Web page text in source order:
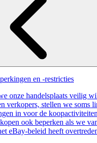
en -restricties
onze handelsplaats veilig
verkopers, stellen we soms
in voor de
ook beperken als we
eBay-beleid heeft